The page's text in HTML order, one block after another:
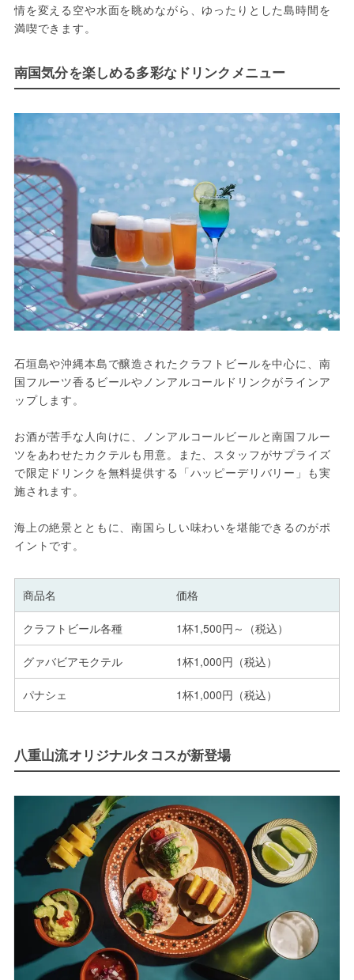
情を変える空や水面を眺めながら、ゆったりとした島時間を
満喫できます。
南国気分を楽しめる多彩なドリンクメニュー
石垣島や沖縄本島で醸造されたクラフトビールを中心に、南
国フルーツ香るビールやノンアルコールドリンクがラインア
ップします。
お酒が苦手な人向けに、ノンアルコールビールと南国フルー
ツをあわせたカクテルも用意。また、スタッフがサプライズ
で限定ドリンクを無料提供する「ハッピーデリバリー」も実
施されます。
海上の絶景とともに、南国らしい味わいを堪能できるのがポ
イントです。
商品名 価格
クラフトビール各種 1杯1,500円～（税込）
グァバビアモクテル 1杯1,000円（税込）
パナシェ 1杯1,000円（税込）
八重山流オリジナルタコスが新登場